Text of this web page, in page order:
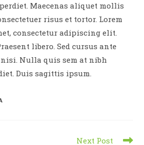
Maecenas aliquet mollis
risus et tortor. Lorem
consectetur adipiscing elit.
libero. Sed cursus ante
nisi. Nulla quis sem at nibh
Duis sagittis ipsum.
Next Post